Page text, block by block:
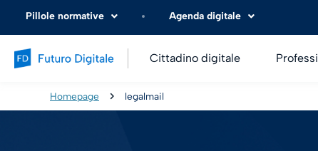
Pillole normative Agenda digitale
Cittadino digitale
Homepage legalmail